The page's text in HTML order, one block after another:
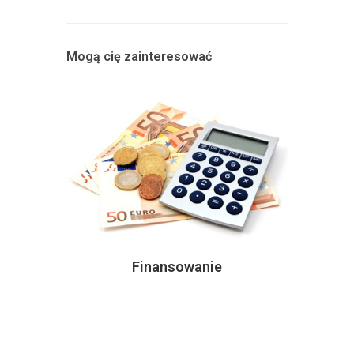
Mogą cię zainteresować
Finansowanie